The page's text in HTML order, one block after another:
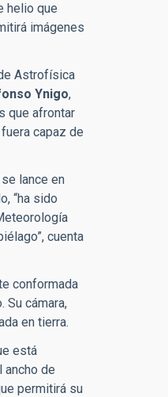
helio que
imágenes
Astrofísica
Ynigo,
que afrontar
capaz de
lance en
“ha sido
cuenta
conformada
cámara,
en tierra.
está
ancho de
permitirá su